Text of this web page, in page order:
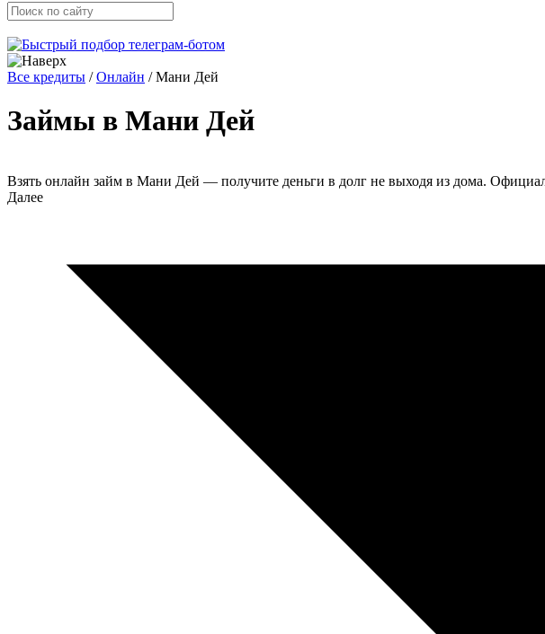
Все кредиты /Онлайн /Мани Дей
Займы в Мани Дей
Взять онлайн займ в Мани Дей — получите деньги в долг не выходя из дома.
Далее